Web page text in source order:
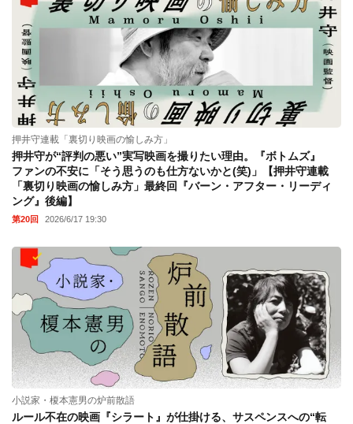
押井守連載「裏切り映画の愉しみ方」
押井守が“評判の悪い”実写映画を撮りたい理由。『ボトムズ』
ファンの不安に「そう思うのも仕方ないかと(笑)」【押井守連載
「裏切り映画の愉しみ方」最終回『バーン・アフター・リーディ
ング』後編】
第20回 2026/6/17 19:30
小説家・榎本憲男の炉前散語
ルール不在の映画『シラート』が仕掛ける、サスペンスへの“転